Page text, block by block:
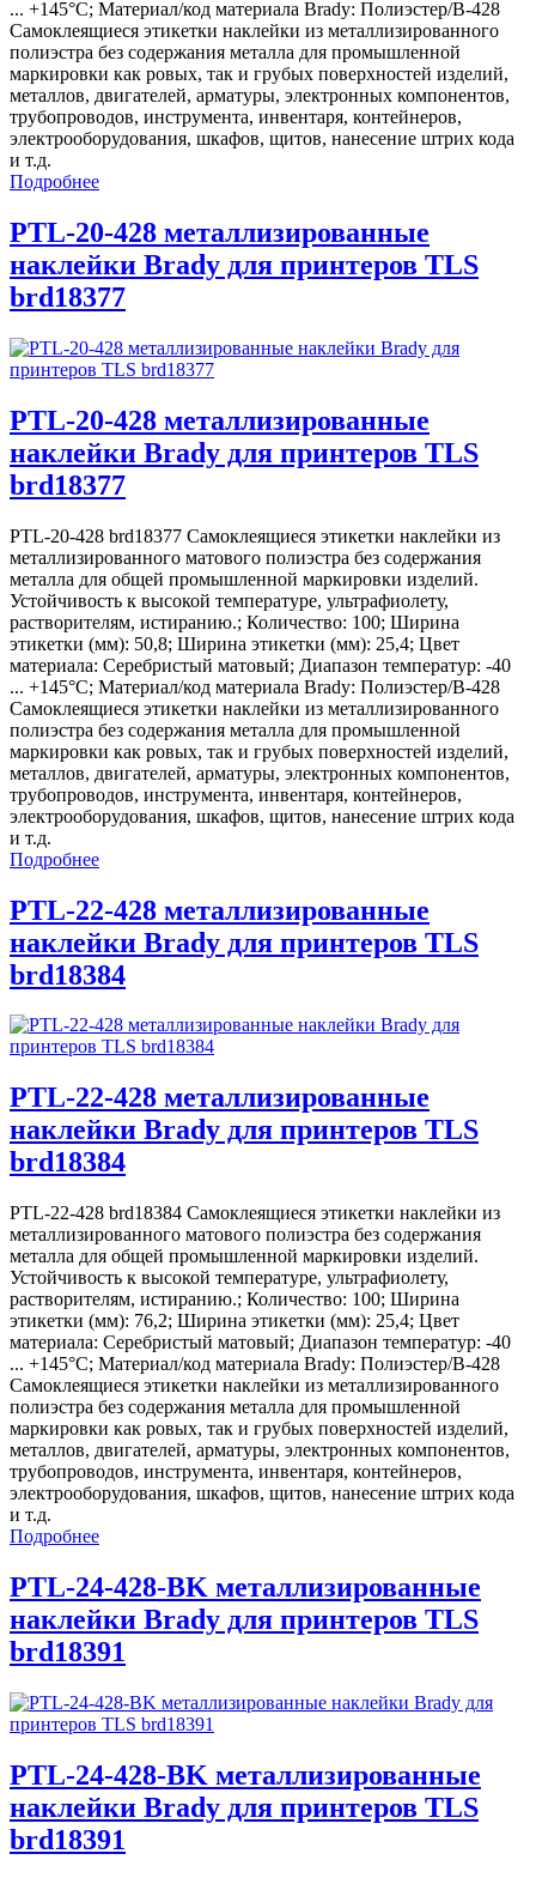
... +145°С; Материал/код материала Brady: Полиэстер/В-428
Самоклеящиеся этикетки наклейки из металлизированного
полиэстра без содержания металла для промышленной
маркировки как ровых, так и грубых поверхностей изделий,
металлов, двигателей, арматуры, электронных компонентов,
трубопроводов, инструмента, инвентаря, контейнеров,
электрооборудования, шкафов, щитов, нанесение штрих кода
и т.д.
Подробнее
PTL-20-428 металлизированные
наклейки Brady для принтеров TLS
brd18377
PTL-20-428 металлизированные
наклейки Brady для принтеров TLS
brd18377
PTL-20-428 brd18377 Самоклеящиеся этикетки наклейки из
металлизированного матового полиэстра без содержания
металла для общей промышленной маркировки изделий.
Устойчивость к высокой температуре, ультрафиолету,
растворителям, истиранию.; Количество: 100; Ширина
этикетки (мм): 50,8; Ширина этикетки (мм): 25,4; Цвет
материала: Серебристый матовый; Диапазон температур: -40
... +145°С; Материал/код материала Brady: Полиэстер/В-428
Самоклеящиеся этикетки наклейки из металлизированного
полиэстра без содержания металла для промышленной
маркировки как ровых, так и грубых поверхностей изделий,
металлов, двигателей, арматуры, электронных компонентов,
трубопроводов, инструмента, инвентаря, контейнеров,
электрооборудования, шкафов, щитов, нанесение штрих кода
и т.д.
Подробнее
PTL-22-428 металлизированные
наклейки Brady для принтеров TLS
brd18384
PTL-22-428 металлизированные
наклейки Brady для принтеров TLS
brd18384
PTL-22-428 brd18384 Самоклеящиеся этикетки наклейки из
металлизированного матового полиэстра без содержания
металла для общей промышленной маркировки изделий.
Устойчивость к высокой температуре, ультрафиолету,
растворителям, истиранию.; Количество: 100; Ширина
этикетки (мм): 76,2; Ширина этикетки (мм): 25,4; Цвет
материала: Серебристый матовый; Диапазон температур: -40
... +145°С; Материал/код материала Brady: Полиэстер/В-428
Самоклеящиеся этикетки наклейки из металлизированного
полиэстра без содержания металла для промышленной
маркировки как ровых, так и грубых поверхностей изделий,
металлов, двигателей, арматуры, электронных компонентов,
трубопроводов, инструмента, инвентаря, контейнеров,
электрооборудования, шкафов, щитов, нанесение штрих кода
и т.д.
Подробнее
PTL-24-428-BK металлизированные
наклейки Brady для принтеров TLS
brd18391
PTL-24-428-BK металлизированные
наклейки Brady для принтеров TLS
brd18391